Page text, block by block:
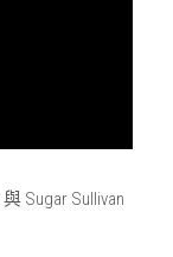
Sugar Sullivan